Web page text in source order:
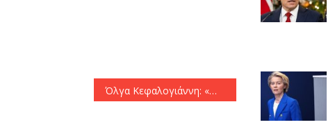
Όλγα Κεφαλογιάννη: «Με συντονισμένες προσπάθειες και καινοτόμες δράσεις, η Ελλάδα πρωτοπορεί προσφέροντας αξιόπιστες, ασφαλείς και ποιοτικές υπηρεσίες φιλοξενίας»